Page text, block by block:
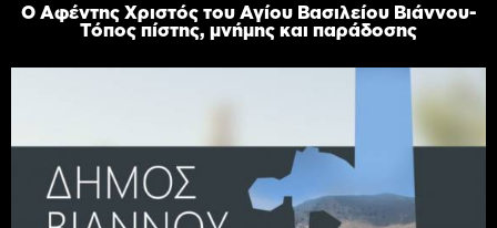
Ο Αφέντης Χριστός του Αγίου Βασιλείου Βιάννου-
Τόπος πίστης, μνήμης και παράδοσης